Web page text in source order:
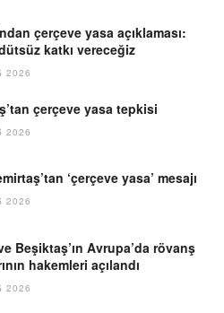
çerçeve yasa açıklaması:
katkı vereceğiz
2026
çerçeve yasa tepkisi
2026
‘çerçeve yasa’ mesajı
2026
Beşiktaş’ın Avrupa’da rövanş
hakemleri açılandı
2026